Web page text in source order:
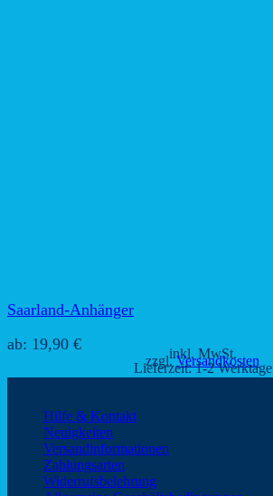
Saarland-Anhänger
ab: 19,90 € inkl. MwSt.
zzgl.Versandkosten
Lieferzeit:1-2 Werktage
Hilfe & Kontakt
Neuigkeiten
Versandinformationen
Zahlungsarten
Widerrufsbelehrung